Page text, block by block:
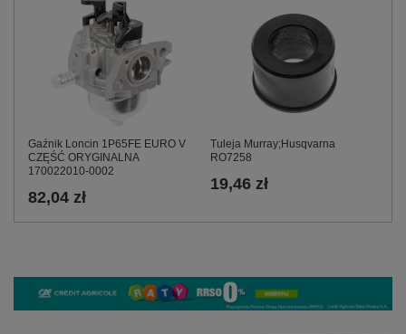
Gaźnik Loncin 1P65FE EURO V
CZĘŚĆ ORYGINALNA
170022010-0002
82,04 zł
Tuleja Murray;Husqvarna
RO7258
19,46 zł